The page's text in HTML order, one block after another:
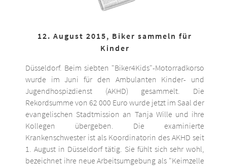
12. August 2015, Biker sammeln für
Kinder
Düsseldorf. Beim siebten "Biker4Kids"-Motorradkorso
wurde im Juni für den Ambulanten Kinder- und
Jugendhospizdienst (AKHD) gesammelt. Die
Rekordsumme von 62 000 Euro wurde jetzt im Saal der
evangelischen Stadtmission an Tanja Wille und ihre
Kollegen übergeben. Die examinierte
Krankenschwester ist als Koordinatorin des AKHD seit
1. August in Düsseldorf tätig. Sie fühlt sich sehr wohl,
bezeichnet ihre neue Arbeitsumgebung als "Keimzelle